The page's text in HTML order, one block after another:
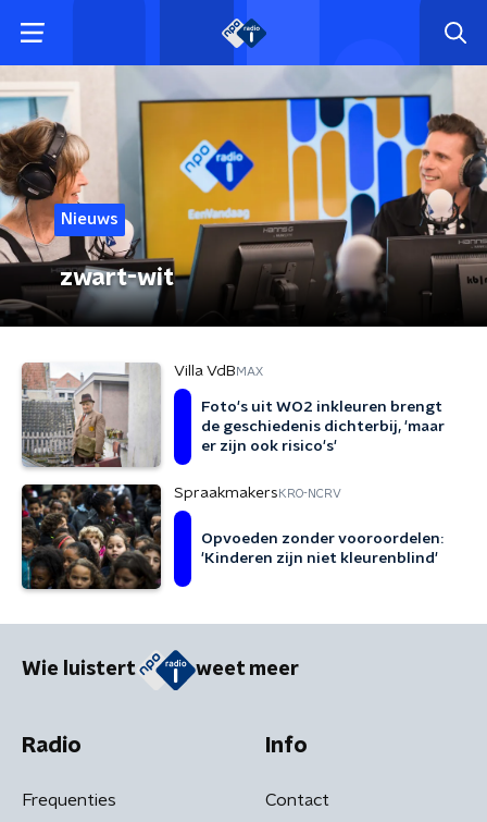
Nieuws
zwart-wit
Villa VdB MAX
Foto's uit WO2 inkleuren brengt
de geschiedenis dichterbij, 'maar
er zijn ook risico's'
Spraakmakers KRO-NCRV
Opvoeden zonder vooroordelen:
'Kinderen zijn niet kleurenblind'
Wie luistert weet meer
Radio
Frequenties
Info
Contact